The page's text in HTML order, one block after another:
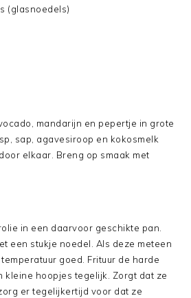
(glasnoedels)
mandarijn en pepertje in grote
sap, agavesiroop en kokosmelk
elkaar. Breng op smaak met
in een daarvoor geschikte pan.
een stukje noedel. Als deze meteen
temperatuur goed. Frituur de harde
kleine hoopjes tegelijk. Zorgt dat ze
er tegelijkertijd voor dat ze